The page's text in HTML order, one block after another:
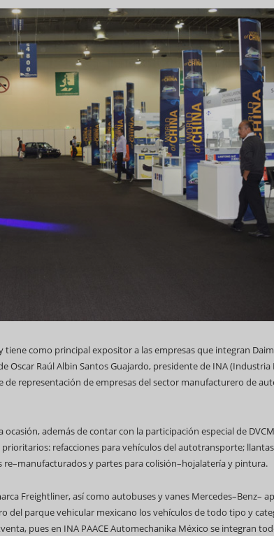
tiene como principal expositor a las empresas que integran
Oscar Raúl Albin Santos Guajardo, presidente de INA (Industria
de representación de empresas del sector manufacturero de
además de contar con la participación especial de
refacciones para vehículos del autotransporte;
y partes para colisión–hojalatería y pintura.
Freightliner, así como autobuses y vanes Mercedes–Benz–
parque vehicular mexicano los vehículos de todo tipo y
pues en INA PAACE Automechanika México se integran
Feria
(Fihav) 2023